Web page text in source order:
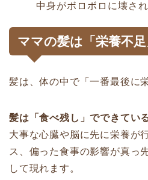
中身がボロボロに壊さ
ママの髪は「栄養不
髪は、体の中で「一番最後に
髪は「食べ残し」でできてい
大事な心臓や脳に先に栄養が
ス、偏った食事の影響が真っ
して現れます。